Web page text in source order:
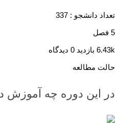
تعداد دانشجو : 337
5 فصل
6.43k بازدید
حالت مطالعه
در این دوره چه آموزش